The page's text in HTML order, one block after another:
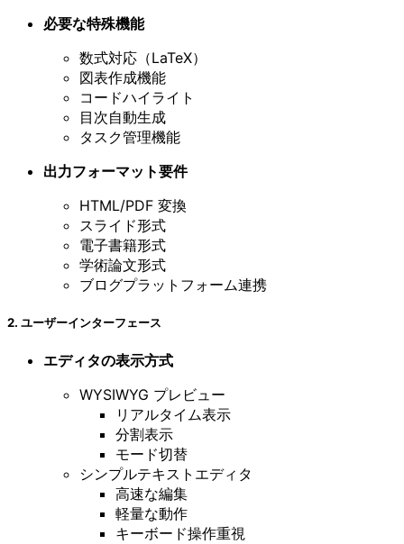
必要な特殊機能
数式対応（LaTeX）
図表作成機能
コードハイライト
目次自動生成
タスク管理機能
出力フォーマット要件
HTML/PDF 変換
スライド形式
電子書籍形式
学術論文形式
ブログプラットフォーム連携
2. ユーザーインターフェース
エディタの表示方式
WYSIWYG プレビュー
リアルタイム表示
分割表示
モード切替
シンプルテキストエディタ
高速な編集
軽量な動作
キーボード操作重視